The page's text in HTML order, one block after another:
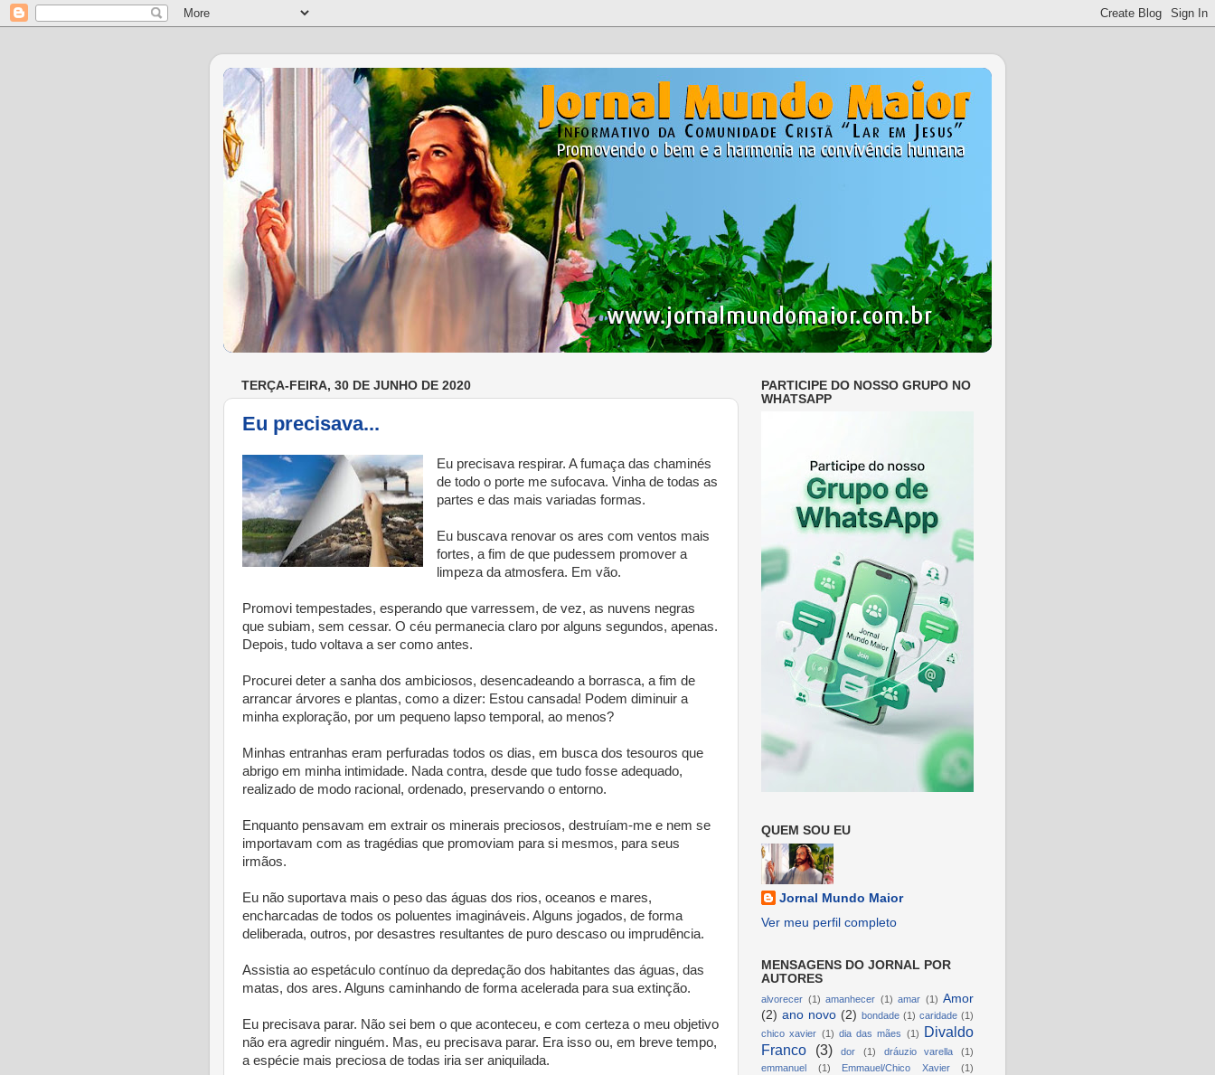
TERÇA-FEIRA, 30 DE JUNHO DE 2020
Eu precisava...
Eu precisava respirar. A fumaça das chaminés
de todo o porte me sufocava. Vinha de todas as
partes e das mais variadas formas.
Eu buscava renovar os ares com ventos mais
fortes, a fim de que pudessem promover a
limpeza da atmosfera. Em vão.
Promovi tempestades, esperando que varressem, de vez, as nuvens negras
que subiam, sem cessar. O céu permanecia claro por alguns segundos, apenas.
Depois, tudo voltava a ser como antes.
Procurei deter a sanha dos ambiciosos, desencadeando a borrasca, a fim de
arrancar árvores e plantas, como a dizer: Estou cansada! Podem diminuir a
minha exploração, por um pequeno lapso temporal, ao menos?
Minhas entranhas eram perfuradas todos os dias, em busca dos tesouros que
abrigo em minha intimidade. Nada contra, desde que tudo fosse adequado,
realizado de modo racional, ordenado, preservando o entorno.
Enquanto pensavam em extrair os minerais preciosos, destruíam-me e nem se
importavam com as tragédias que promoviam para si mesmos, para seus
irmãos.
Eu não suportava mais o peso das águas dos rios, oceanos e mares,
encharcadas de todos os poluentes imagináveis. Alguns jogados, de forma
deliberada, outros, por desastres resultantes de puro descaso ou imprudência.
Assistia ao espetáculo contínuo da depredação dos habitantes das águas, das
matas, dos ares. Alguns caminhando de forma acelerada para sua extinção.
Eu precisava parar. Não sei bem o que aconteceu, e com certeza o meu objetivo
não era agredir ninguém. Mas, eu precisava parar. Era isso ou, em breve tempo,
a espécie mais preciosa de todas iria ser aniquilada.
PARTICIPE DO NOSSO GRUPO NO
WHATSAPP
QUEM SOU EU
Jornal Mundo Maior
Ver meu perfil completo
MENSAGENS DO JORNAL POR
AUTORES
alvorecer (1) amanhecer (1) amar (1) Amor
(2) ano novo (2) bondade (1) caridade (1)
chico xavier (1) dia das mães (1) Divaldo
Franco
(3) dor (1) dráuzio varella
(1)
emmanuel
(1) Emmauel/Chico Xavier
(1)